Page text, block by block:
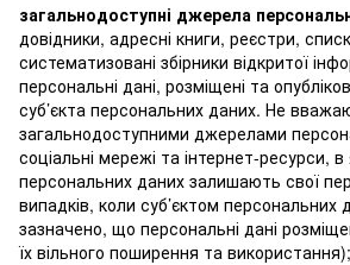
загальнодоступні джерела
довідники, адресні книги, реєстри,
систематизовані збірники відкритої
персональні дані, розміщені та
суб’єкта персональних даних. Не
загальнодоступними джерелами
соціальні мережі та інтернет-ресурси, в
персональних даних залишають свої
випадків, коли суб’єктом персональних
зазначено, що персональні дані
їх вільного поширення та використання);